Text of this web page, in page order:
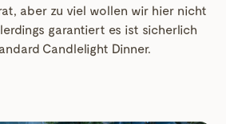
aber zu viel wollen wir hier nicht
garantiert es ist sicherlich
Candlelight Dinner.